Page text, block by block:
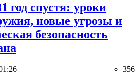
год спустя: уроки
новые угрозы и
безопасность
356